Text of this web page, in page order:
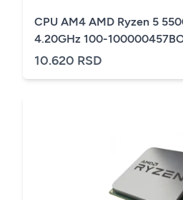
CPU AM4 AMD Ryzen 5
4.20GHz 100-
10.620 RSD